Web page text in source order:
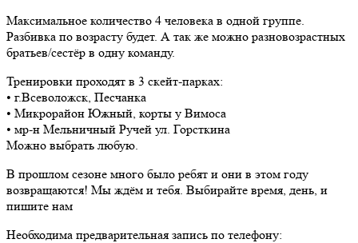
Максимальное количество 4 человека в одной группе.
Разбивка по возрасту будет. А так же можно разновозрастных
братьев/сестёр в одну команду.
Тренировки проходят в 3 скейт-парках:
•⁠ ⁠г.Всеволожск, Песчанка
•⁠ ⁠Микрорайон Южный, корты у Вимоса
•⁠ ⁠мр-н Мельничный Ручей ул. Горсткина
Можно выбрать любую.
В прошлом сезоне много было ребят и они в этом году
возвращаются! Мы ждём и тебя. Выбирайте время, день, и
пишите нам
Необходима предварительная запись по телефону: